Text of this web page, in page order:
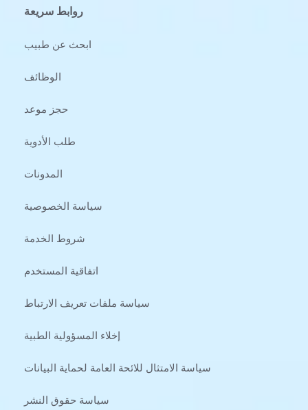
روابط سريعة
ابحث عن طبيب
الوظائف
حجز موعد
طلب الأدوية
المدونات
سياسة الخصوصية
شروط الخدمة
اتفاقية المستخدم
سياسة ملفات تعريف الارتباط
إخلاء المسؤولية الطبية
سياسة الامتثال للائحة العامة لحماية البيانات
سياسة حقوق النشر